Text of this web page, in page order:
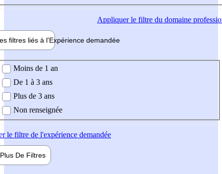
Appliquerle filtre du domaine
filtres liés à l'Expérience demandée
demandée
Moins de 1 an
De 1 à 3 ans
Plus de 3 ans
Non renseignée
le filtre de l'expérience demandée
Plus De Filtres